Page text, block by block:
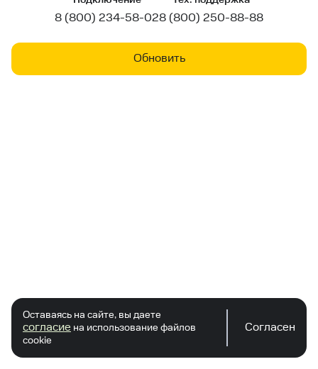
8 (800) 234-58-028 (800) 250-88-88
Обновить
Оставаясь на сайте, вы даете
согласие на использование файлов
cookie
Согласен